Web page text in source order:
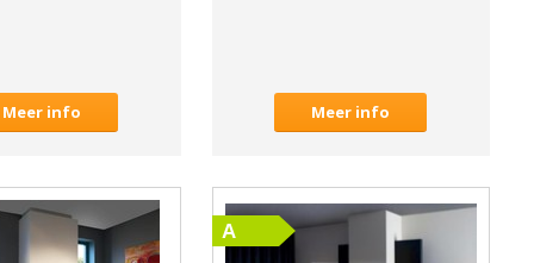
Meer info Meer info